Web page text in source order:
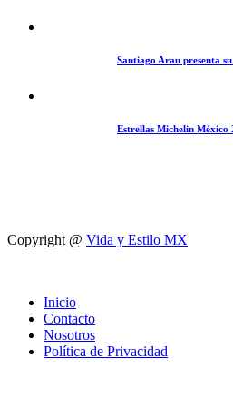
Santiago Arau presenta
Estrellas Michelin México
Copyright @ Vida y Estilo MX
Inicio
Contacto
Nosotros
Política de Privacidad